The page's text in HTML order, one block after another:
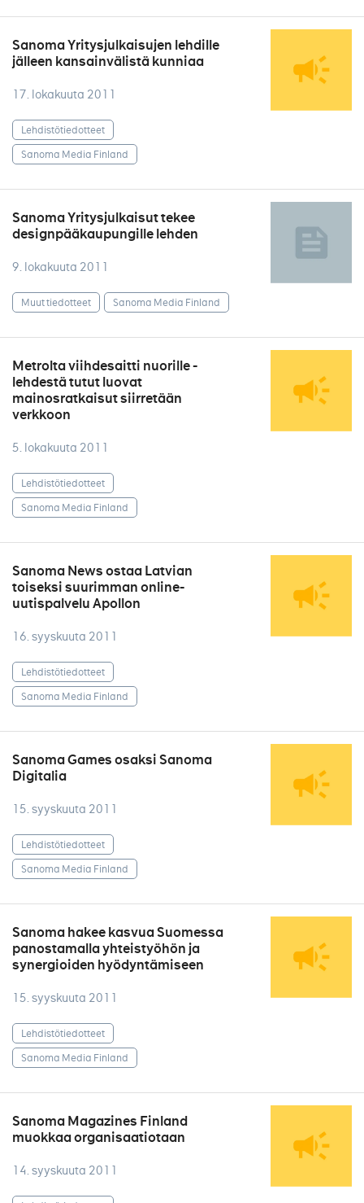
Sanoma Yritysjulkaisujen lehdille
jälleen kansainvälistä kunniaa
17. lokakuuta 2011
Lehdistötiedotteet
Sanoma Media Finland
Sanoma Yritysjulkaisut tekee
designpääkaupungille lehden
9. lokakuuta 2011
Muut tiedotteet Sanoma Media Finland
Metrolta viihdesaitti nuorille -
lehdestä tutut luovat
mainosratkaisut siirretään
verkkoon
5. lokakuuta 2011
Lehdistötiedotteet
Sanoma Media Finland
Sanoma News ostaa Latvian
toiseksi suurimman online-
uutispalvelu Apollon
16. syyskuuta 2011
Lehdistötiedotteet
Sanoma Media Finland
Sanoma Games osaksi Sanoma
Digitalia
15. syyskuuta 2011
Lehdistötiedotteet
Sanoma Media Finland
Sanoma hakee kasvua Suomessa
panostamalla yhteistyöhön ja
synergioiden hyödyntämiseen
15. syyskuuta 2011
Lehdistötiedotteet
Sanoma Media Finland
Sanoma Magazines Finland
muokkaa organisaatiotaan
14. syyskuuta 2011